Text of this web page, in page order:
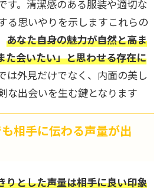
す。清潔感のある服装や適切な
る思いやりを示しますこれらの
あなた自身の魅力が自然と高ま
た会いたい」と思わせる存在に
は外見だけでなく、内面の美し
な出会いを生む鍵となります
相手に伝わる声量が出
りとした声量は相手に良い印象